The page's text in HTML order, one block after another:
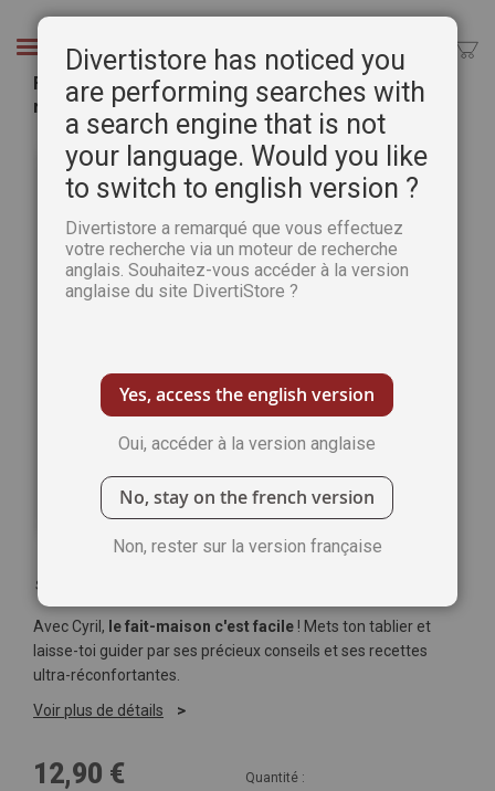
Chercher
Fait maison Tome 2 - 45 recettes du quotidien,
rapides et faciles - Cyril Lignac
galerie
d’images
Soyez le premier à commenter ce produit
Avec Cyril, le fait-maison c'est facile! Mets ton tablier et
laisse-toi guider par ses précieux conseils et ses recettes
ultra-réconfortantes.
Voir plus de détails
12,90 € Quantité :
Divertistore has noticed you
are performing searches with
a search engine that is not
your language. Would you like
to switch to english version ?
Divertistore a remarqué que vous effectuez
votre recherche via un moteur de recherche
anglais. Souhaitez-vous accéder à la version
anglaise du site DivertiStore ?
Yes, access the english version
Oui, accéder à la version anglaise
No, stay on the french version
Non, rester sur la version française